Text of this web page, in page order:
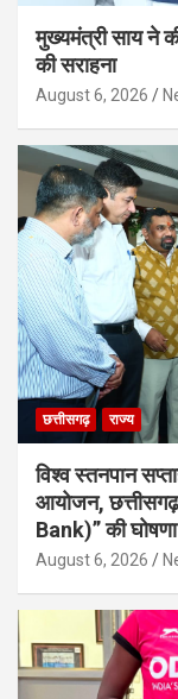
मुख्यमंत्री साय ने
की सराहना
August 6, 2026
छत्तीसगढ़ राज्य
विश्व स्तनपान
आयोजन,
Bank)” की घोषणा
August 6, 2026